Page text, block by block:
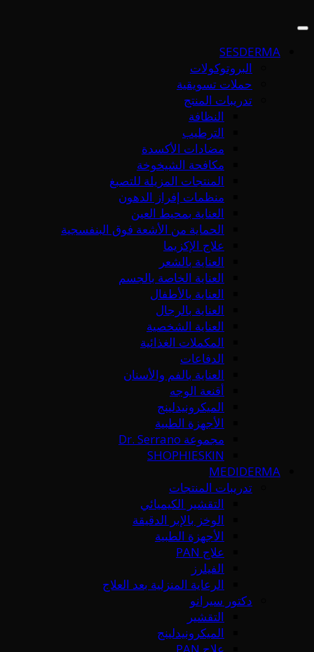
SESDERMA
البروتوكولات
حملات تسويقية
تدريبات المنتج
النظافة
الترطيب
مضادات الأكسدة
مكافحة الشيخوخة
المنتجات المزيلة للتصبغ
منظمات إفراز الدهون
العناية بمحيط العين
الحماية من الأشعة فوق البنفسجية
علاج الإكزيما
العناية بالشعر
العناية الخاصة بالجسم
العناية بالأطفال
العناية بالرجال
العناية الشخصية
المكملات الغذائية
الدفاعات
العناية بالفم والأسنان
أقنعة الوجه
الميكرونيدلينج
الأجهزة الطبية
مجموعة Dr. Serrano
SHOPHIESKIN
MEDIDERMA
تدريبات المنتجات
التقشير الكيميائي
الوخز بالإبر الدقيقة
الأجهزة الطبية
علاج PAN
الفيلرز
الرعاية المنزلية بعد العلاج
دكتور سيرانو
التقشير
الميكرونيدلينج